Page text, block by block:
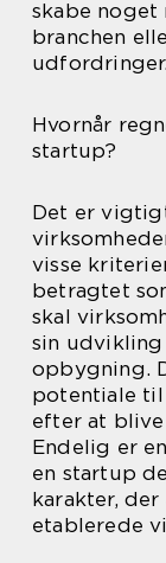
skabe
branchen
udfordringer.
Hvornår
startup?
Det er
visse
betragtet
skal
sin
opbygning.
potentiale
efter at
Endelig er
en startup
karakter,
etablerede